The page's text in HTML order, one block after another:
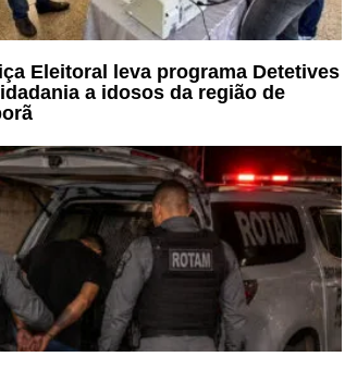
Eleitoral leva programa Detetives
a idosos da região de